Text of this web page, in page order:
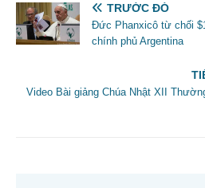
TRƯỚC ĐÓ
Đức Phanxicô từ chối
chính phủ Argentina
Video Bài giảng Chúa Nhật XII